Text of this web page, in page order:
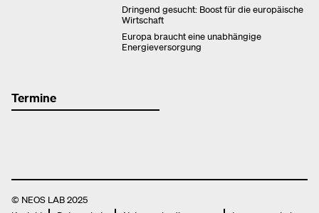
Dringend gesucht: Boost für die europäische
Wirtschaft
Europa braucht eine unabhängige
Energieversorgung
Termine
© NEOS LAB 2025